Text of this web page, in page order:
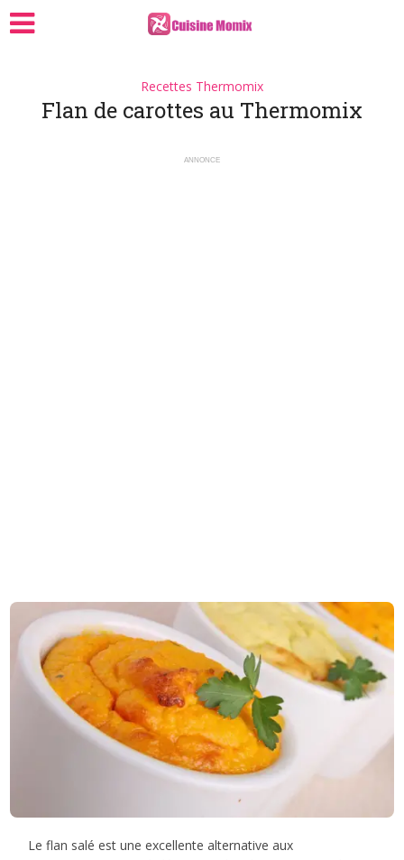
Recettes Thermomix
Flan de carottes au Thermomix
ANNONCE
Le flan salé est une excellente alternative aux